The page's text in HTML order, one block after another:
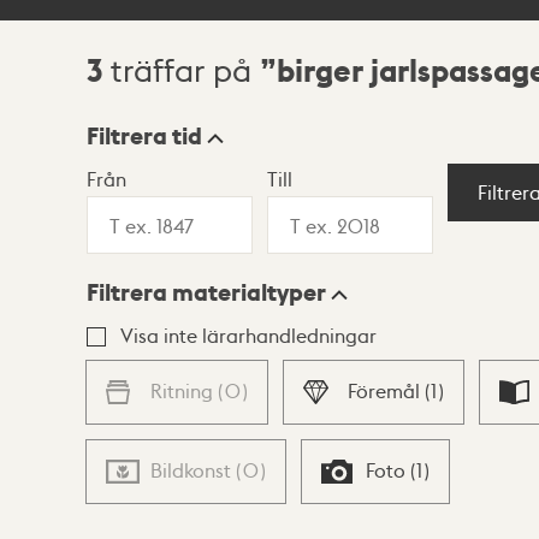
Sökresultat
3 träffar på birger
Visningsläge
Lista Karta
Filtrera tid
Från Till
Filtrera materialtyper
Visa inte lärarhandledningar
Ritning (0) Föremål (1)
Bildkonst (0) Foto (1)